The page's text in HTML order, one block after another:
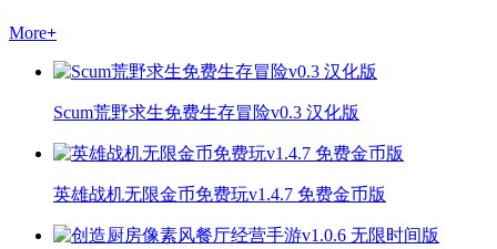
More+
Scum荒野求生免费生存冒险v0.3 汉化版
英雄战机无限金币免费玩v1.4.7 免费金币版